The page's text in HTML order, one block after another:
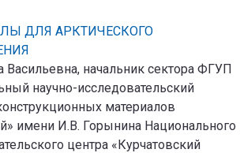
ДЛЯ АРКТИЧЕСКОГО
Васильевна, начальник сектора ФГУП
научно-исследовательский
материалов
имени И.В. Горынина Национального
центра «Курчатовский